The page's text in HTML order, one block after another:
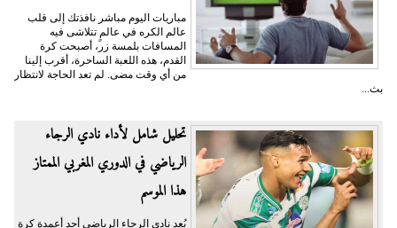
مباريات اليوم مباشر نافذتك إلى قلب
عالم الكره في عالمٍ تتلاشى فيه
المسافات بلمسة زر، أصبحت كرة
القدم، هذه اللعبة الساحرة، أقرب إلينا
من أي وقت مضى. لم تعد الحاجة لانتظار
بث...
تحليل شامل لأداء نادي الرجاء
الرياضي في الدوري المغربي الممتاز
هذا الموسم
يُعد نادي الرجاء الرياضي أحد أعمدة كرة